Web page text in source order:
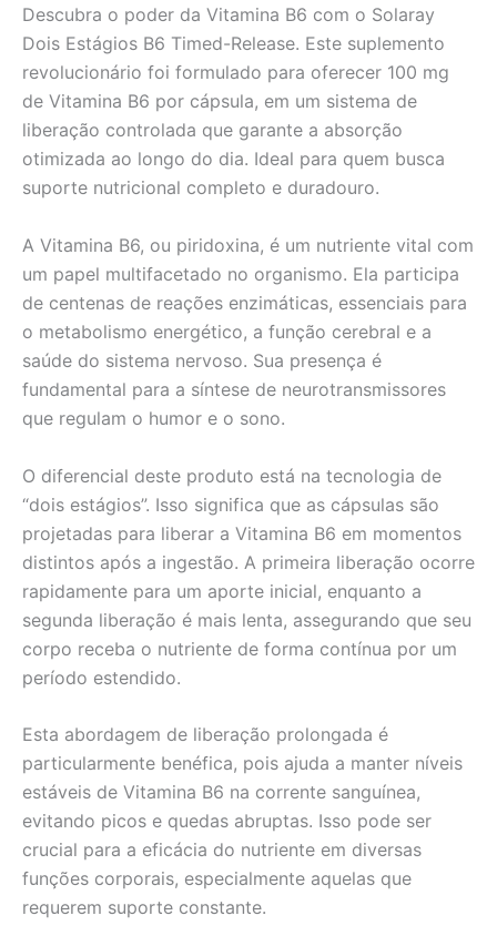
Descubra o poder da Vitamina B6 com o Solaray
Dois Estágios B6 Timed-Release. Este suplemento
revolucionário foi formulado para oferecer 100 mg
de Vitamina B6 por cápsula, em um sistema de
liberação controlada que garante a absorção
otimizada ao longo do dia. Ideal para quem busca
suporte nutricional completo e duradouro.
A Vitamina B6, ou piridoxina, é um nutriente vital com
um papel multifacetado no organismo. Ela participa
de centenas de reações enzimáticas, essenciais para
o metabolismo energético, a função cerebral e a
saúde do sistema nervoso. Sua presença é
fundamental para a síntese de neurotransmissores
que regulam o humor e o sono.
O diferencial deste produto está na tecnologia de
“dois estágios”. Isso significa que as cápsulas são
projetadas para liberar a Vitamina B6 em momentos
distintos após a ingestão. A primeira liberação ocorre
rapidamente para um aporte inicial, enquanto a
segunda liberação é mais lenta, assegurando que seu
corpo receba o nutriente de forma contínua por um
período estendido.
Esta abordagem de liberação prolongada é
particularmente benéfica, pois ajuda a manter níveis
estáveis de Vitamina B6 na corrente sanguínea,
evitando picos e quedas abruptas. Isso pode ser
crucial para a eficácia do nutriente em diversas
funções corporais, especialmente aquelas que
requerem suporte constante.